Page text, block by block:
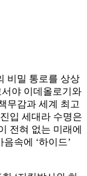
비밀 통로를 상상
야 이데올로기와
무감과 세계 최고
입 세대라 수명은
전혀 없는 미래에
속에 ‘하이드’